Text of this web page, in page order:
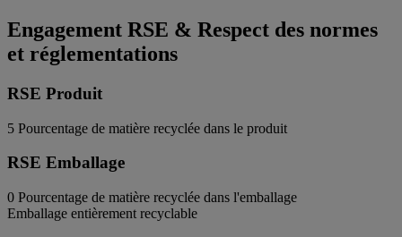
Engagement RSE & Respect des normes
et réglementations
RSE Produit
5 Pourcentage de matière recyclée dans le produit
RSE Emballage
0 Pourcentage de matière recyclée dans l'emballage
Emballage entièrement recyclable